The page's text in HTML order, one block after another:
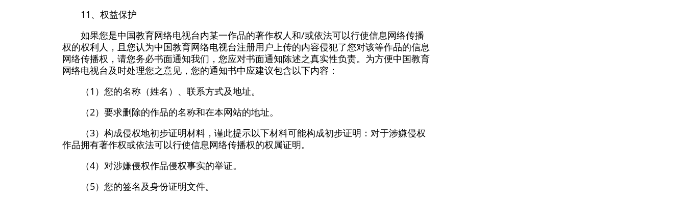
11、权益保护
如果您是中国教育网络电视台内某一作品的著作权人和/或依法可以行使信息网络传播
权的权利人，且您认为中国教育网络电视台注册用户上传的内容侵犯了您对该等作品的信息
网络传播权，请您务必书面通知我们，您应对书面通知陈述之真实性负责。为方便中国教育
网络电视台及时处理您之意见，您的通知书中应建议包含以下内容：
（1）您的名称（姓名）、联系方式及地址。
（2）要求删除的作品的名称和在本网站的地址。
（3）构成侵权地初步证明材料，谨此提示以下材料可能构成初步证明：对于涉嫌侵权
作品拥有著作权或依法可以行使信息网络传播权的权属证明。
（4）对涉嫌侵权作品侵权事实的举证。
（5）您的签名及身份证明文件。